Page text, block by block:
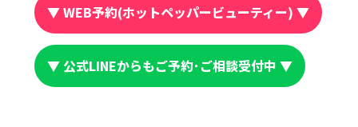
▼ WEB予約(ホットペッパービューティー) ▼
▼ 公式LINEからもご予約･ご相談受付中 ▼